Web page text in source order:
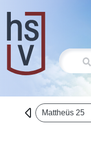
Mattheüs 25